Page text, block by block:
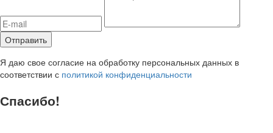
Я даю свое согласие на обработку персональных данных в
соответствии с политикой конфиденциальности
Спасибо!